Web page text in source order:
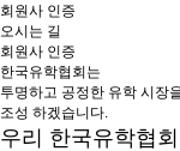
회원사 인증
오시는 길
회원사 인증
한국유학협회는
투명하고 공정한 유학 시장
조성 하겠습니다.
우리 한국유학협